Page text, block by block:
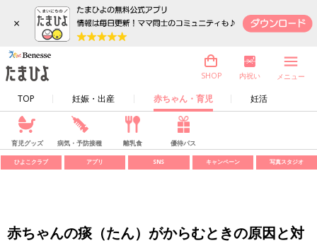
×
TOP 妊娠・出産 赤ちゃん・育児 妊活
SHOP 内祝い メニュー
育児グッズ 病気・予防接種 離乳食 優待パス
ひよこクラブ アプリ SNS キャンペーン 写真スタジオ
赤ちゃんの痰（たん）がからむときの原因と対